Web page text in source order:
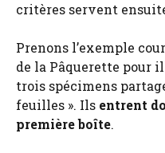
critères servent
Prenons l’exemple
de la Pâquerette pour
trois spécimens
feuilles ». Ils entrent
première boîte.